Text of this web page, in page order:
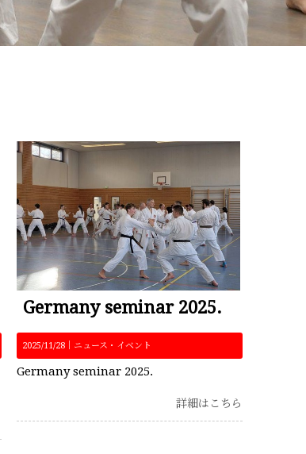
Germany seminar 2025.
2025/11/28｜ ニュース・イベント
Germany seminar 2025.
詳細はこちら